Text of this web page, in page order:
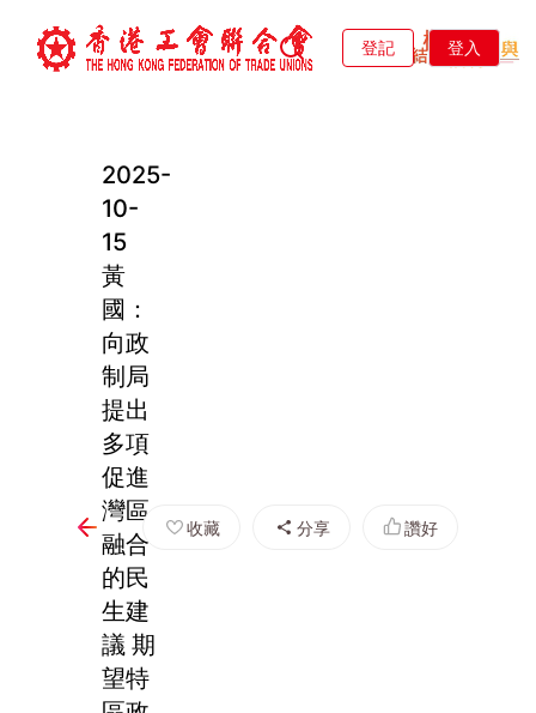
登記 登入
2025-
10-
15
黃
國：
向政
制局
提出
多項
促進
灣區
融合
的民
生建
議 期
望特
收藏 分享 讚好